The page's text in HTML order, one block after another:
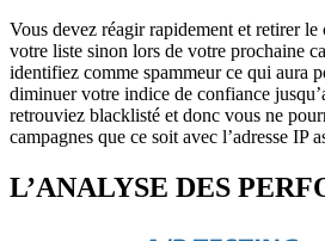
Vous devez réagir rapidement et retirer le
votre liste sinon lors de votre prochaine
identifiez comme spammeur ce qui aura
diminuer votre indice de confiance
retrouviez blacklisté et donc vous ne
campagnes que ce soit avec l’adresse IP
L’ANALYSE DES